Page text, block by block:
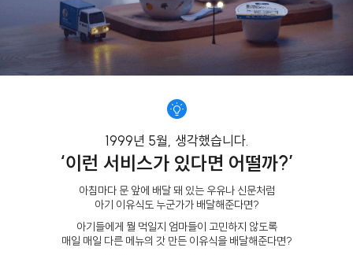
1999년 5월, 생각했습니다.
‘이런 서비스가 있다면 어떨까?’
아침마다 문 앞에 배달 돼 있는 우유나 신문처럼
아기 이유식도 누군가가 배달해준다면?
아기들에게 뭘 먹일지 엄마들이 고민하지 않도록
매일 매일 다른 메뉴의 갓 만든 이유식을 배달해준다면?